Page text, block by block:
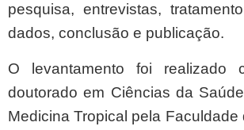
pesquisa, entrevistas,
dados, conclusão e publicação.
O levantamento foi realizado
doutorado em Ciências da
Medicina Tropical pela Faculdade